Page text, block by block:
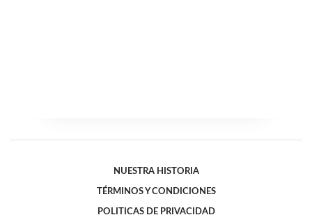
NUESTRA HISTORIA
TÉRMINOS Y CONDICIONES
POLITICAS DE PRIVACIDAD